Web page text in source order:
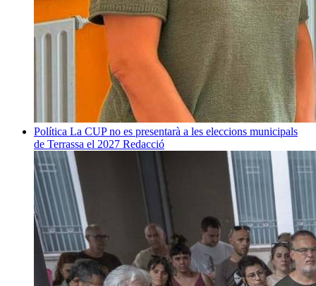
Política La CUP no es presentarà a les eleccions municipals
de Terrassa el 2027 Redacció